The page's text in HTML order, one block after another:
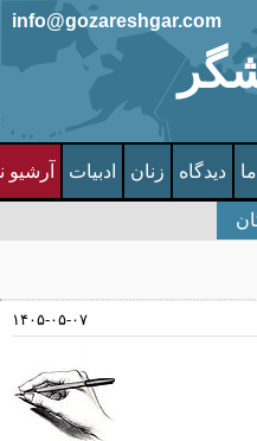
info@gozareshgar.com
دیدگاه زنان ادبیات آرشیو
۱۴۰۵-۰۵-۰۷